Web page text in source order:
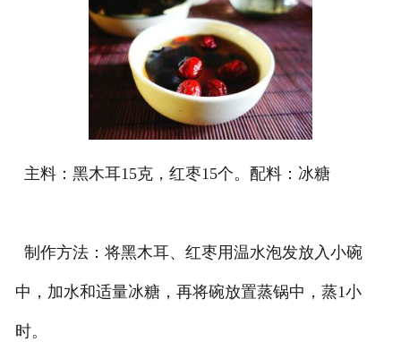
主料：黑木耳15克，红枣15个。配料：冰糖
制作方法：将黑木耳、红枣用温水泡发放入小碗
中，加水和适量冰糖，再将碗放置蒸锅中，蒸1小
时。